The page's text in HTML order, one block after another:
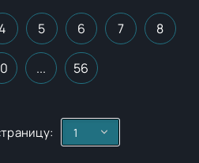
5 6 7 8
... 56